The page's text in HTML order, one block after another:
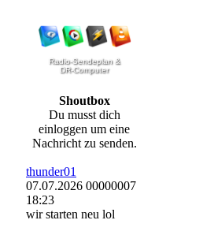
Shoutbox
Du musst dich
einloggen um eine
Nachricht zu senden.
thunder01
07.07.2026 00000007
18:23
wir starten neu lol